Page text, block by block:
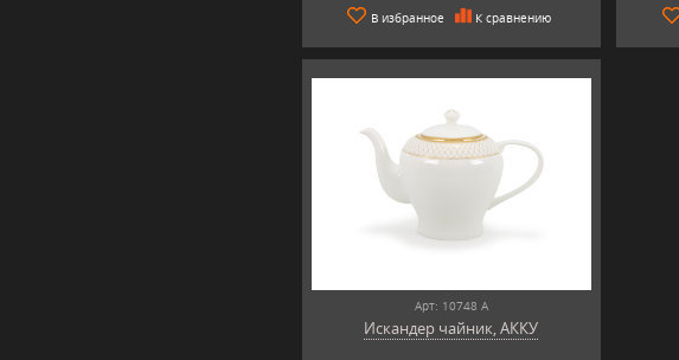
В избранное К сравнению
Арт: 10748 А
Искандер чайник, АККУ